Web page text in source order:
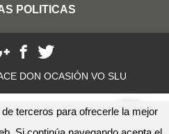
terceros para ofrecerle la mejor
POLITICAS
DON OCASIÓN VO SLU